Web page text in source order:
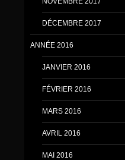
DÉCEMBRE 2017
ANNÉE 2016
JANVIER 2016
FÉVRIER 2016
MARS 2016
AVRIL 2016
MAI 2016